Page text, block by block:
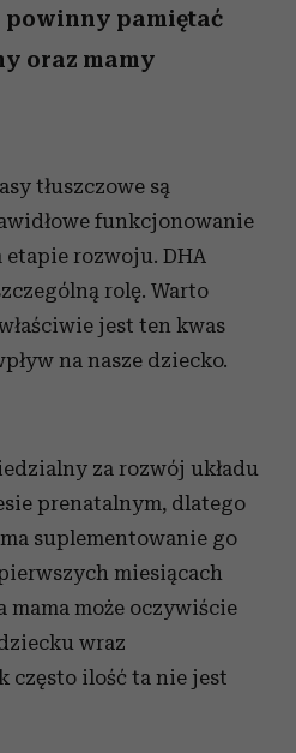
pamiętać
oraz mamy
tłuszczowe są
funkcjonowanie
rozwoju. DHA
rolę. Warto
jest ten kwas
na nasze dziecko.
za rozwój układu
prenatalnym, dlatego
suplementowanie go
miesiącach
mama może oczywiście
wraz
często ilość ta nie jest